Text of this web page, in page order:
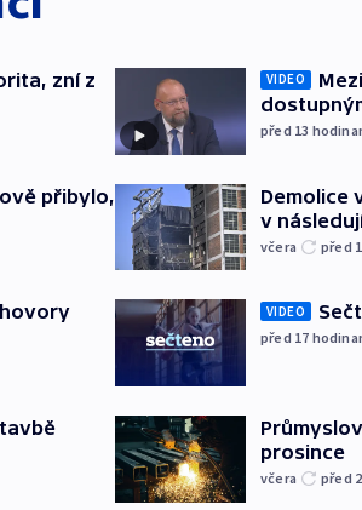
zní z
přibylo,
VIDEO
před 13
Demolice
v
včera před
VIDEO
před 17
prosince
včera před